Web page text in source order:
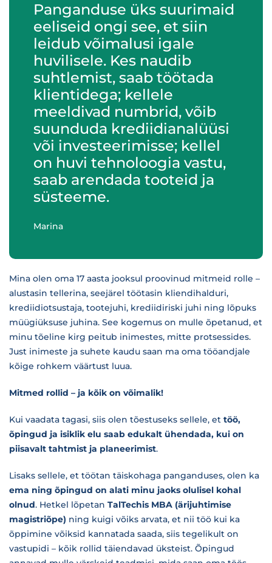
Panganduse üks suurimaid
eeliseid ongi see, et siin
leidub võimalusi igale
huvilisele. Kes naudib
suhtlemist, saab töötada
klientidega; kellele
meeldivad numbrid, võib
suunduda krediidianalüüsi
või investeerimisse; kellel
on huvi tehnoloogia vastu,
saab arendada tooteid ja
süsteeme.
Marina
Mina olen oma 17 aasta jooksul proovinud mitmeid rolle –
alustasin tellerina, seejärel töötasin kliendihalduri,
krediidiotsustaja, tootejuhi, krediidiriski juhi ning lõpuks
müügiüksuse juhina. See kogemus on mulle õpetanud, et
minu tõeline kirg peitub inimestes, mitte protsessides.
Just inimeste ja suhete kaudu saan ma oma tööandjale
kõige rohkem väärtust luua.
Mitmed rollid – ja kõik on võimalik!
Kui vaadata tagasi, siis olen tõestuseks sellele, et töö,
õpingud ja isiklik elu saab edukalt ühendada, kui on
piisavalt tahtmist ja planeerimist.
Lisaks sellele, et töötan täiskohaga panganduses, olen ka
ema ning õpingud on alati minu jaoks olulisel kohal
olnud. Hetkel lõpetan TalTechis MBA (ärijuhtimise
magistriõpe) ning kuigi võiks arvata, et nii töö kui ka
õppimine võiksid kannatada saada, siis tegelikult on
vastupidi – kõik rollid täiendavad üksteist. Õpingud